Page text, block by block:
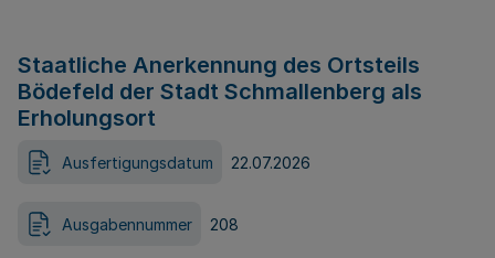
Staatliche Anerkennung des Ortsteils
Bödefeld der Stadt Schmallenberg als
Erholungsort
Ausfertigungsdatum 22.07.2026
Ausgabennummer 208